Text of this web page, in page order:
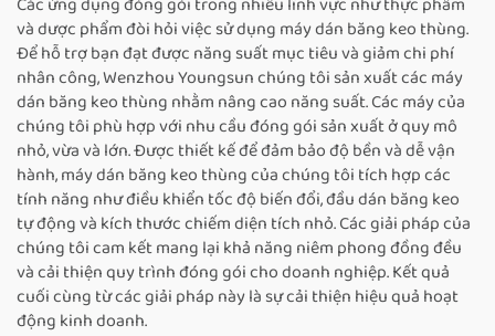
và dược phẩm đòi hỏi việc sử dụng máy dán băng keo thùng.
Để hỗ trợ bạn đạt được năng suất mục tiêu và giảm chi phí
nhân công, Wenzhou Youngsun chúng tôi sản xuất các máy
dán băng keo thùng nhằm nâng cao năng suất. Các máy của
chúng tôi phù hợp với nhu cầu đóng gói sản xuất ở quy mô
nhỏ, vừa và lớn. Được thiết kế để đảm bảo độ bền và dễ vận
hành, máy dán băng keo thùng của chúng tôi tích hợp các
tính năng như điều khiển tốc độ biến đổi, đầu dán băng keo
tự động và kích thước chiếm diện tích nhỏ. Các giải pháp của
chúng tôi cam kết mang lại khả năng niêm phong đồng đều
và cải thiện quy trình đóng gói cho doanh nghiệp. Kết quả
cuối cùng từ các giải pháp này là sự cải thiện hiệu quả hoạt
động kinh doanh.